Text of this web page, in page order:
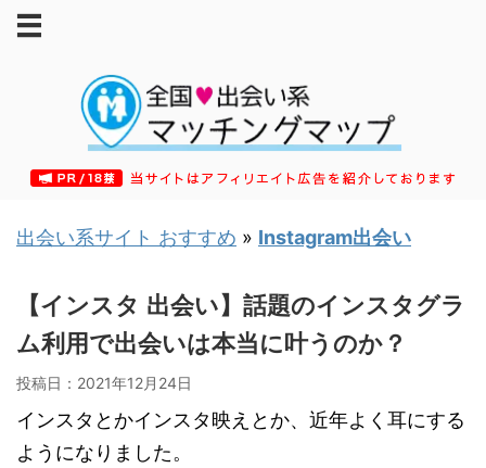
出会い系サイト おすすめ » Instagram出会い
【インスタ 出会い】話題のインスタグラ
ム利用で出会いは本当に叶うのか？
投稿日： 2021年12月24日
インスタとかインスタ映えとか、近年よく耳にする
ようになりました。